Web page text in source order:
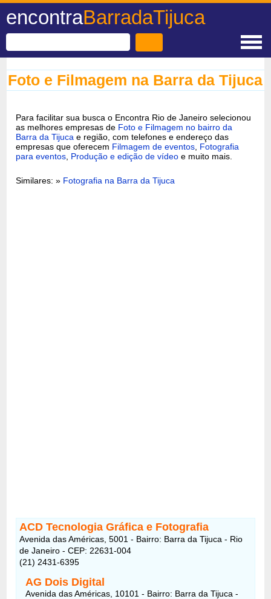
encontraBarradaTijuca
Foto e Filmagem na Barra da Tijuca
Para facilitar sua busca o Encontra Rio de Janeiro selecionou
as melhores empresas de Foto e Filmagem no bairro da
Barra da Tijuca e região, com telefones e endereço das
empresas que oferecem Filmagem de eventos Fotografia
para eventos Produção e edição de vídeo e muito mais.
Similares: » Fotografia na Barra da Tijuca
ACD Tecnologia Gráfica e Fotografia
Avenida das Américas, 5001 - Bairro: Barra da Tijuca - Rio
de Janeiro - CEP: 22631-004
(21) 2431-6395
AG Dois Digital
Avenida das Américas, 10101 - Bairro: Barra da Tijuca -